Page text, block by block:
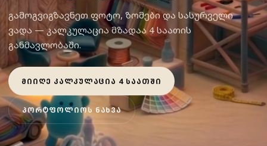
გამოგვიგზავნეთ ფოტო, ზომები და სასურველი
ვადა — კალკულაცია მზადაა 4 საათის
განმავლობაში.
ᲛᲘᲘᲦᲔ ᲙᲐᲚᲙᲣᲚᲐᲪᲘᲐ 4 ᲡᲐᲐᲗᲨᲘ
ᲞᲝᲠᲢᲤᲝᲚᲘᲝᲡ ᲜᲐᲮᲕᲐ